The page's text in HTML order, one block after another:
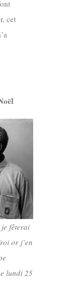
cet
fêterai
or j’en
lundi 25